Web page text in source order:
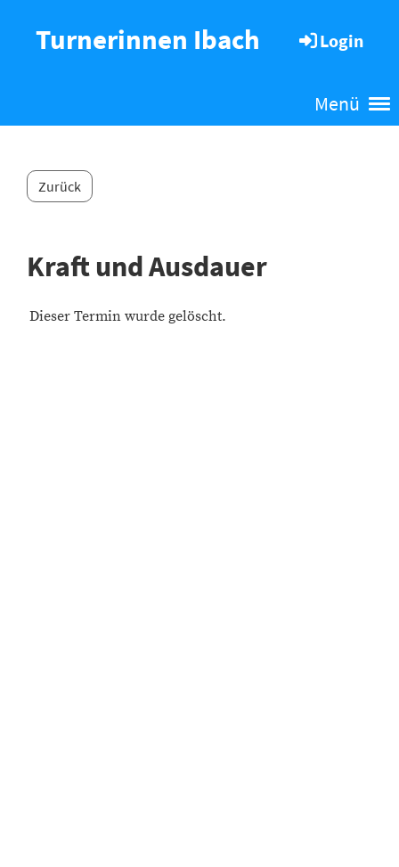
Turnerinnen Ibach Login
Menü
Zurück
Kraft und Ausdauer
Dieser Termin wurde gelöscht.